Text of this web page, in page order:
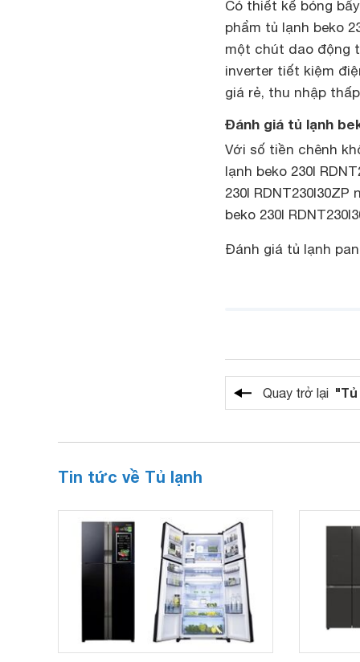
Có thiết kế bóng
phẩm tủ lạnh beko
một chút dao động
inverter tiết kiệm
giá rẻ, thu nhập
Đánh giá tủ lạnh
Với số tiền chênh
lạnh beko 230l
230l
beko 230l
Đánh giá tủ lạnh
Quay trở lại
Tin tức về Tủ lạnh